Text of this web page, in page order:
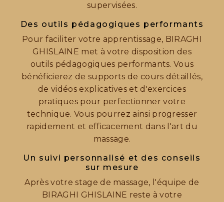
supervisées.
Des outils pédagogiques performants
Pour faciliter votre apprentissage, BIRAGHI
GHISLAINE met à votre disposition des
outils pédagogiques performants. Vous
bénéficierez de supports de cours détaillés,
de vidéos explicatives et d'exercices
pratiques pour perfectionner votre
technique. Vous pourrez ainsi progresser
rapidement et efficacement dans l'art du
massage.
Un suivi personnalisé et des conseils
sur mesure
Après votre stage de massage, l'équipe de
BIRAGHI GHISLAINE reste à votre